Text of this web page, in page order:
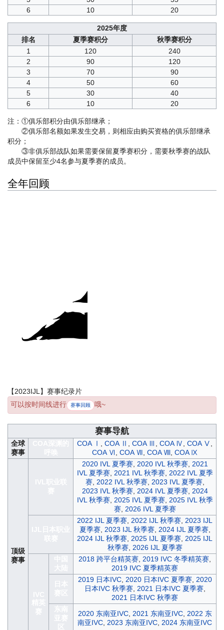
6
10 20
2025年度
排名
夏季赛积分
秋季赛积分
1
120
240
2
90
120
3
70
90
4
50
60
5
30
40
6
10 20
注：①俱乐部积分由俱乐部继承；
②俱乐部名额如果发生交易，则相应由购买资格的俱乐部继承
积分；
③非俱乐部战队如果需要保留夏季赛积分，需要秋季赛的战队
成员中保留至少4名参与夏季赛的成员。
全年回顾
【2023IJL】赛事纪录片
可以按时间线进行
赛事回顾 哦~
赛事导航
全球
赛事
COA Ⅰ , COA Ⅱ , COA Ⅲ , COA Ⅳ, COA Ⅴ,
COA Ⅵ, COA Ⅶ, COA Ⅷ, COA Ⅸ
顶级
赛事
2020 IVL 夏季赛, 2020 IVL 秋季赛, 2021
IVL 夏季赛, 2021 IVL 秋季赛, 2022 IVL 夏季
赛, 2022 IVL 秋季赛, 2023 IVL 夏季赛,
2023 IVL 秋季赛, 2024 IVL 夏季赛, 2024
IVL 秋季赛, 2025 IVL 夏季赛, 2025 IVL 秋季
赛, 2026 IVL 夏季赛
2022 IJL 夏季赛, 2022 IJL 秋季赛, 2023 IJL
夏季赛, 2023 IJL 秋季赛, 2024 IJL 夏季赛,
2024 IJL 秋季赛, 2025 IJL 夏季赛, 2025 IJL
秋季赛, 2026 IJL 夏季赛
2018 跨平台精英赛, 2019 IVC 冬季精英赛,
2019 IVC 夏季精英赛
2019 日本IVC, 2020 日本IVC 夏季赛, 2020
日本IVC 秋季赛, 2021 日本IVC 夏季赛,
2021 日本IVC 秋季赛
2020 东南亚IVC, 2021 东南亚IVC, 2022 东
南亚IVC, 2023 东南亚IVC, 2024 东南亚IVC